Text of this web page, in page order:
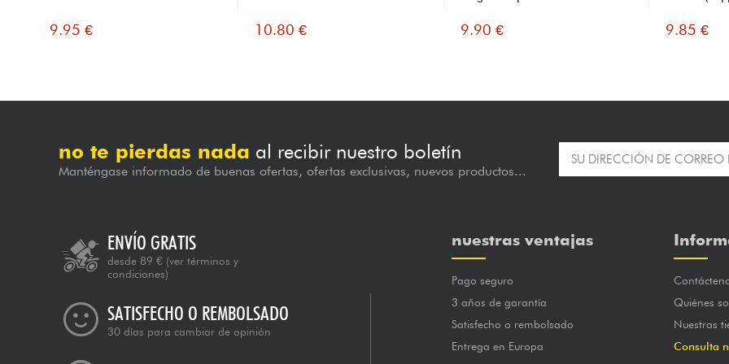
9.95 € 10.80 € 9.90 € 9.85 €
no te pierdas nada al recibir nuestro boletín
Manténgase informado de buenas ofertas, ofertas exclusivas, nuevos productos...
ENVÍO GRATIS
desde 89 € (ver términos y
condiciones)
SATISFECHO O REMBOLSADO
30 días para cambiar de opinión
nuestras ventajas
Pago seguro
3 años de garantía
Satisfecho o rembolsado
Entrega en Europa
Quiénes
Nuestras
Consulta